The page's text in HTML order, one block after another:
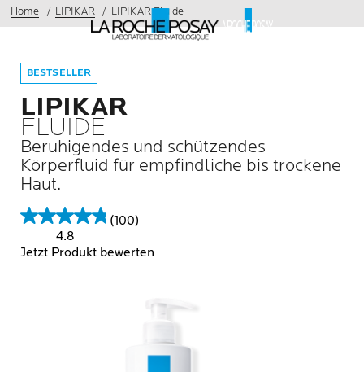
Home LIPIKAR LIPIKAR Fluide
BESTSELLER
LIPIKAR
FLUIDE
Beruhigendes und schützendes
Körperfluid für empfindliche bis trockene
Haut.
4.8
(100)
Jetzt Produkt bewerten